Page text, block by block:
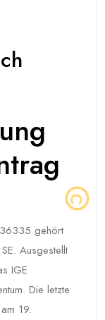
gehört
Ausgestellt
IGE
Die letzte
19.